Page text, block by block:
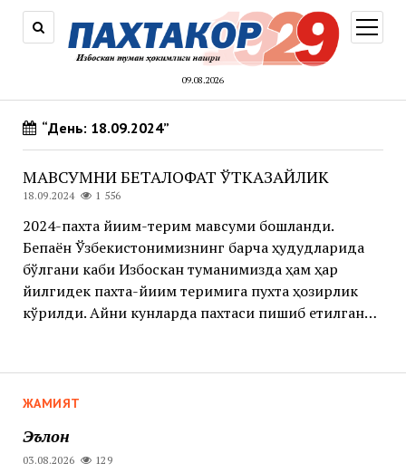
09.08.2026
меню
ЖАМИЯТ
Эълон
03.08.2026 129
“День: 18.09.2024”
МАВСУМНИ БЕТАЛОФАТ ЎТКАЗАЙЛИК
18.09.2024 1 556
2024-пахта йиғим-терим мавсуми бошланди.
Бепаён Ўзбекистонимизнинг барча ҳудудларида
бўлгани каби Избоскан туманимизда ҳам ҳар
йилгидек пахта-йиғим теримига пухта ҳозирлик
кўрилди. Айни кунларда пахтаси пишиб етилган…